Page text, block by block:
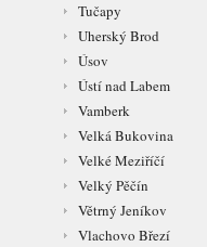
Tučapy
Uherský Brod
Úsov
Ústí nad Labem
Vamberk
Velká Bukovina
Velké Meziříčí
Velký Pěčín
Větrný Jeníkov
Vlachovo Březí